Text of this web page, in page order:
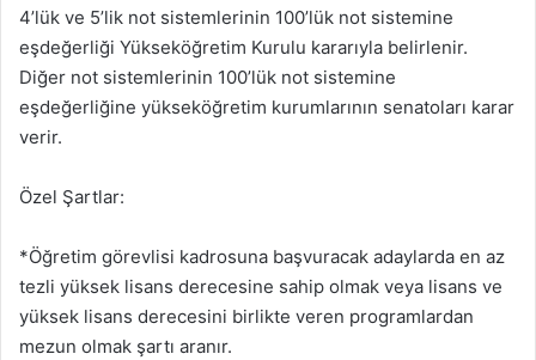
4’lük ve 5’lik not sistemlerinin 100’lük not sistemine
eşdeğerliği Yükseköğretim Kurulu kararıyla belirlenir.
Diğer not sistemlerinin 100’lük not sistemine
eşdeğerliğine yükseköğretim kurumlarının senatoları karar
verir.
Özel Şartlar:
*Öğretim görevlisi kadrosuna başvuracak adaylarda en az
tezli yüksek lisans derecesine sahip olmak veya lisans ve
yüksek lisans derecesini birlikte veren programlardan
mezun olmak şartı aranır.